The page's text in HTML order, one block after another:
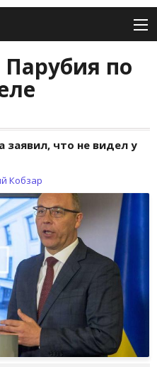
по
заявил, что не видел у
Кобзар